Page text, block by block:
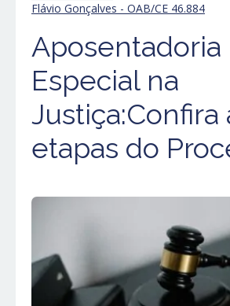
Flávio Gonçalves - OAB/CE 46.884
Aposentadoria
Especial na
Justiça:Confira
etapas do